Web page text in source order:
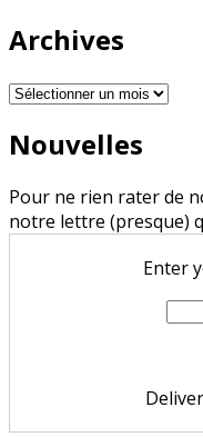
Archives
Archives
Nouvelles
Pour ne rien rater de
notre lettre (presque)
Enter